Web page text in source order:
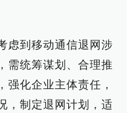
虑到移动通信退网涉
需统筹谋划、合理推
强化企业主体责任，
，制定退网计划，适